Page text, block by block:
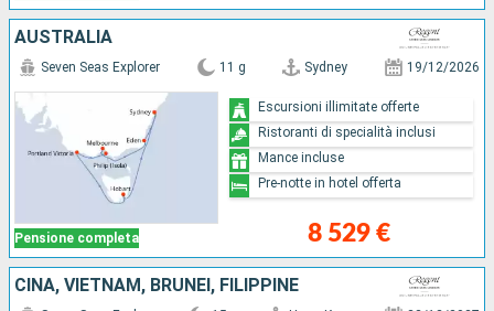
AUSTRALIA
Pensione completa
Seven Seas Explorer 11 g Sydney 19/12/2026
8 529 €
Escursioni illimitate offerte
Ristoranti di specialità inclusi
Mance incluse
Pre-notte in hotel offerta
CINA, VIETNAM, BRUNEI, FILIPPINE